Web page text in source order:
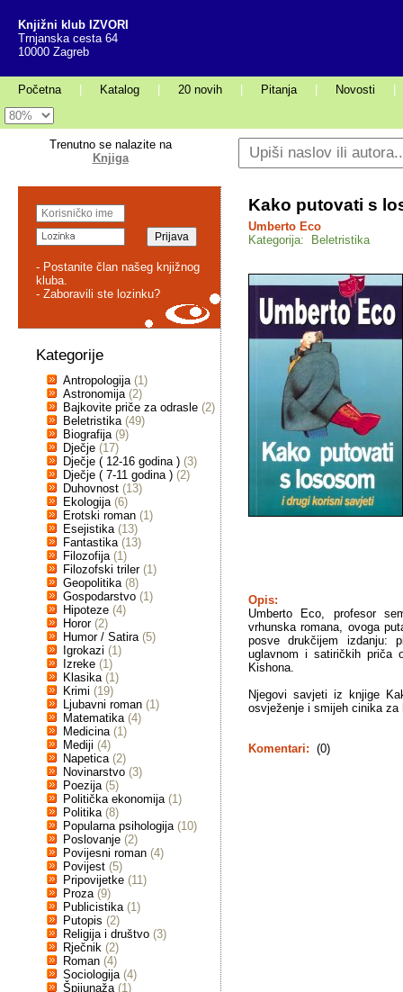
Knjižni klub IZVORI
Trnjanska cesta 64
10000 Zagreb
Početna Katalog 20 novih Pitanja Novosti
Trenutno se nalazite na
Knjiga
- Postanite član našeg knjižnog
kluba.
- Zaboravili ste lozinku?
Kategorije
Antropologija (1)
Astronomija (2)
Bajkovite priče za odrasle (2)
Beletristika (49)
Biografija (9)
Dječje (17)
Dječje ( 12-16 godina ) (3)
Dječje ( 7-11 godina ) (2)
Duhovnost (13)
Ekologija (6)
Erotski roman (1)
Esejistika (13)
Fantastika (13)
Filozofija (1)
Filozofski triler (1)
Geopolitika (8)
Gospodarstvo (1)
Hipoteze (4)
Horor (2)
Humor / Satira (5)
Igrokazi (1)
Izreke (1)
Klasika (1)
Krimi (19)
Ljubavni roman (1)
Matematika (4)
Medicina (1)
Mediji (4)
Napetica (2)
Novinarstvo (3)
Poezija (5)
Politička ekonomija (1)
Politika (8)
Popularna psihologija (10)
Poslovanje (2)
Povijesni roman (4)
Povijest (5)
Pripovijetke (11)
Proza (9)
Publicistika (1)
Putopis (2)
Religija i društvo (3)
Rječnik (2)
Roman (4)
Sociologija (4)
Špijunaža (1)
Kako putovati s
Umberto Eco
Kategorija: Beletristika
Opis:
Umberto Eco, profesor
vrhunska romana, ovoga
posve drukčijem
uglavnom i satiričkih priča
Kishona.
Njegovi savjeti iz knjige
osvježenje i smijeh cinika za
Komentari: (0)